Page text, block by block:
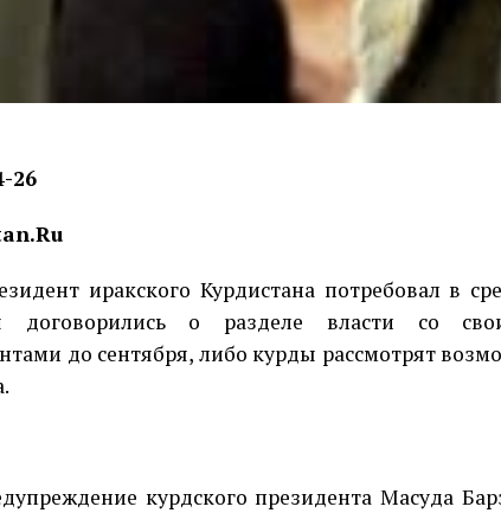
26
иракского Курдистана потребовал в
договорились о разделе власти со
до сентября, либо курды рассмотрят
курдского президента Масуда